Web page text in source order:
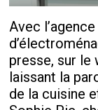
Avec
presse, sur le
laissant la
de la cuisine